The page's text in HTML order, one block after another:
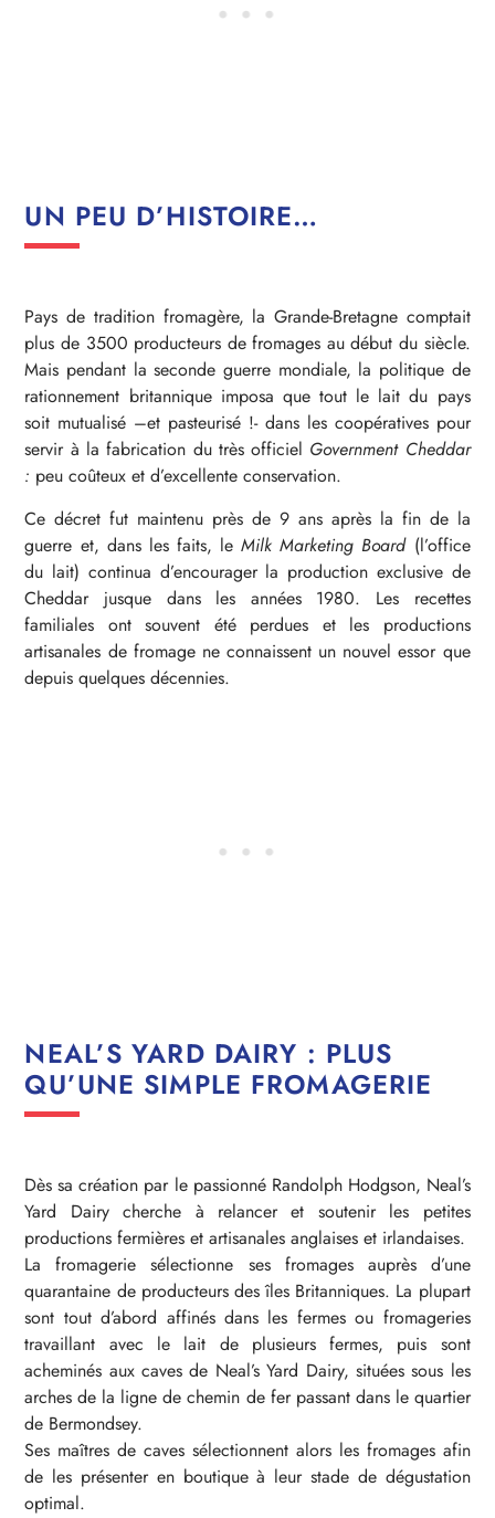
UN PEU D’HISTOIRE…
Pays de tradition fromagère, la Grande-Bretagne comptait
plus de 3500 producteurs de fromages au début du siècle.
Mais pendant la seconde guerre mondiale, la politique de
rationnement britannique imposa que tout le lait du pays
soit mutualisé –et pasteurisé !- dans les coopératives pour
servir à la fabrication du très officiel Government Cheddar
: peu coûteux et d’excellente conservation.
Ce décret fut maintenu près de 9 ans après la fin de la
guerre et, dans les faits, leMilk Marketing Board(l’office
du lait) continua d’encourager la production exclusive de
Cheddar jusque dans les années 1980. Les recettes
familiales ont souvent été perdues et les productions
artisanales de fromage ne connaissent un nouvel essor que
depuis quelques décennies.
NEAL’S YARD DAIRY : PLUS
QU’UNE SIMPLE FROMAGERIE
Dès sa création par le passionné Randolph Hodgson, Neal’s
Yard Dairy cherche à relancer et soutenir les petites
productions fermières et artisanales anglaises et irlandaises.
La fromagerie sélectionne ses fromages auprès d’une
quarantaine de producteurs des îles Britanniques. La plupart
sont tout d’abord affinés dans les fermes ou fromageries
travaillant avec le lait de plusieurs fermes, puis sont
acheminés aux caves de Neal’s Yard Dairy, situées sous les
arches de la ligne de chemin de fer passant dans le quartier
de Bermondsey.
Ses maîtres de caves sélectionnent alors les fromages afin
de les présenter en boutique à leur stade de dégustation
optimal.